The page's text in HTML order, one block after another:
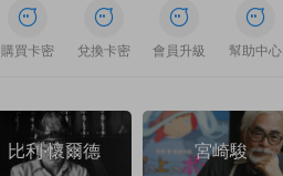
購買卡密 兌換卡密 會員升級 幫助中心
比利·懷爾德 宮崎駿